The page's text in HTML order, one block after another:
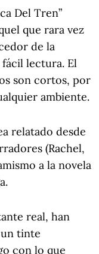
Del Tren”
que rara vez
de la
lectura. El
son cortos, por
ambiente.
relatado desde
(Rachel,
a la novela
real, han
tinte
con lo que